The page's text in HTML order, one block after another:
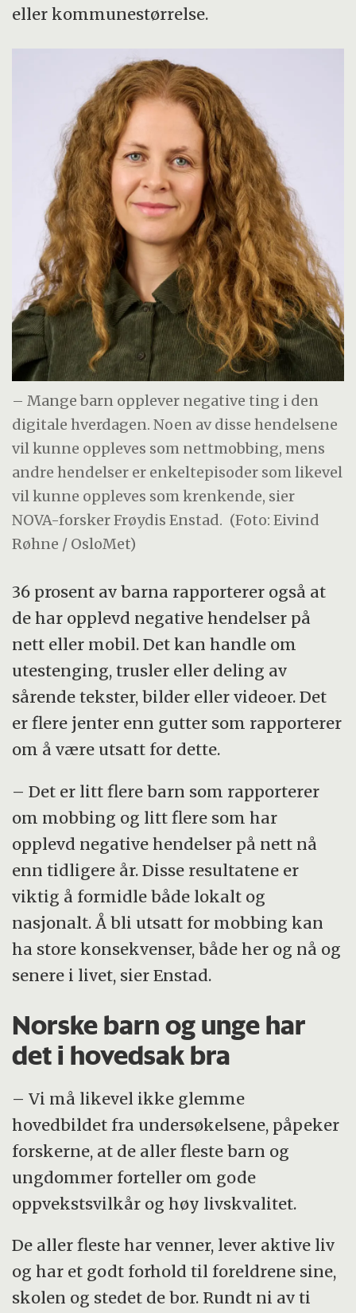
eller kommunestørrelse.
– Mange barn opplever negative ting i den
digitale hverdagen. Noen av disse hendelsene
vil kunne oppleves som nettmobbing, mens
andre hendelser er enkeltepisoder som likevel
vil kunne oppleves som krenkende, sier
NOVA-forsker Frøydis Enstad. (Foto: Eivind
Røhne / OsloMet)
36 prosent av barna rapporterer også at
de har opplevd negative hendelser på
nett eller mobil. Det kan handle om
utestenging, trusler eller deling av
sårende tekster, bilder eller videoer. Det
er flere jenter enn gutter som rapporterer
om å være utsatt for dette.
– Det er litt flere barn som rapporterer
om mobbing og litt flere som har
opplevd negative hendelser på nett nå
enn tidligere år. Disse resultatene er
viktig å formidle både lokalt og
nasjonalt. Å bli utsatt for mobbing kan
ha store konsekvenser, både her og nå og
senere i livet, sier Enstad.
Norske barn og unge har
det i hovedsak bra
– Vi må likevel ikke glemme
hovedbildet fra undersøkelsene, påpeker
forskerne, at de aller fleste barn og
ungdommer forteller om gode
oppvekstsvilkår og høy livskvalitet.
De aller fleste har venner, lever aktive liv
og har et godt forhold til foreldrene sine,
skolen og stedet de bor. Rundt ni av ti